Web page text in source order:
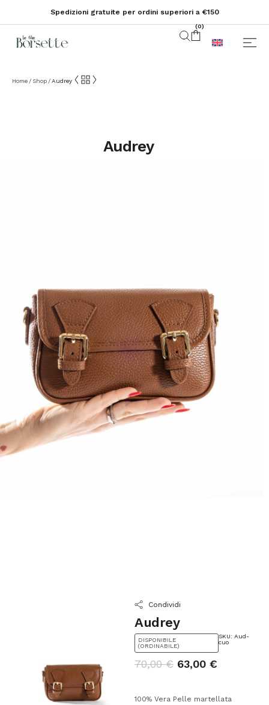
Spedizioni gratuite per ordini superiori a €150
(0)
Home / Shop /Audrey
Audrey
Condividi
Audrey
DISPONIBILE
(ORDINABILE)
SKU: Aud-
cuo
70,00€ 63,00 €
100% Vera Pelle martellata